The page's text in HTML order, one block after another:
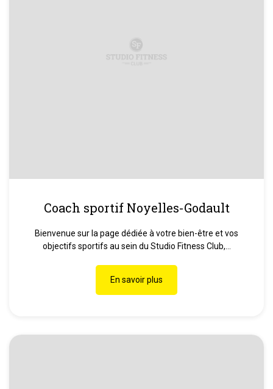
Coach sportif Noyelles-Godault
Bienvenue sur la page dédiée à votre bien-être et vos
objectifs sportifs au sein du Studio Fitness Club,...
En savoir plus